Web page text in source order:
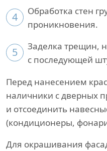
4
Обработка стен
проникновения.
5
Заделка трещин,
с последующей
Перед нанесением
наличники с дверных
и отсоединить
(кондиционеры,
Для окрашивания